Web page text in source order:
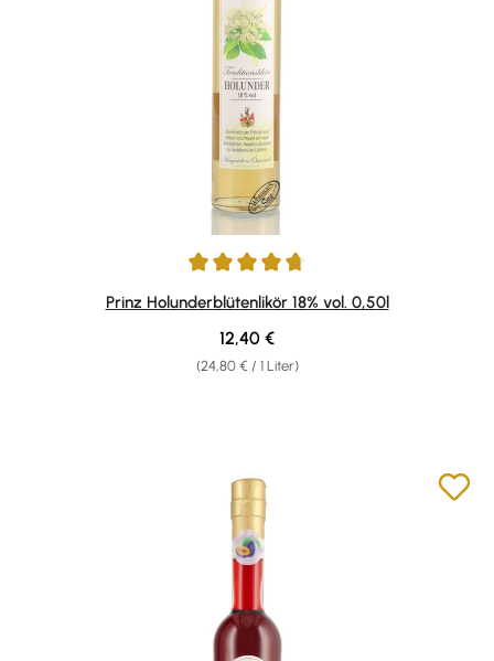
Durchschnittliche Bewertung von 4.85 von 5 Sternen
Prinz Holunderblütenlikör 18% vol. 0,50l
(24,80 € / 1 Liter)
Regulärer Preis:
12,40 €